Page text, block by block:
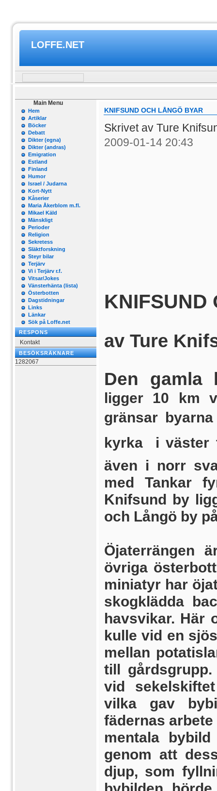
LOFFE.NET
Main Menu
Hem
Artiklar
Böcker
Debatt
Dikter (egna)
Dikter (andras)
Emigration
Estland
Finland
Humor
Israel / Judarna
Kort-Nytt
Kåserier
Maria Åkerblom m.fl.
Mikael Käld
Mänskligt
Perioder
Religion
Sekretess
Släktforskning
Steyr bilar
Terjärv
Vi i Terjärv r.f.
Vitsar/Jokes
Vänsterhänta (lista)
Österbotten
Dagstidningar
Links
Länkar
Sök på Loffe.net
RESPONS
Kontakt
BESÖKSRÄKNARE
1282067
KNIFSUND OCH LÅNGÖ BYAR
Skrivet av Ture
2009-01-14 20:43
KNIFSUND
av Ture
Den gamla
ligger 10 km
gränsar
kyrka  i
även i norr
med Tankar
Knifsund by
och Långö by
Öjaterrängen
övriga
miniatyr har
skogklädda
havsvikar. Här
kulle vid en
mellan
till
vid
vilka gav
fädernas
mentala
genom att
djup, som